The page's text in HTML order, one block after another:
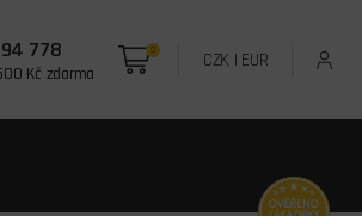
778
Kč zdarma
0 CZK | EUR